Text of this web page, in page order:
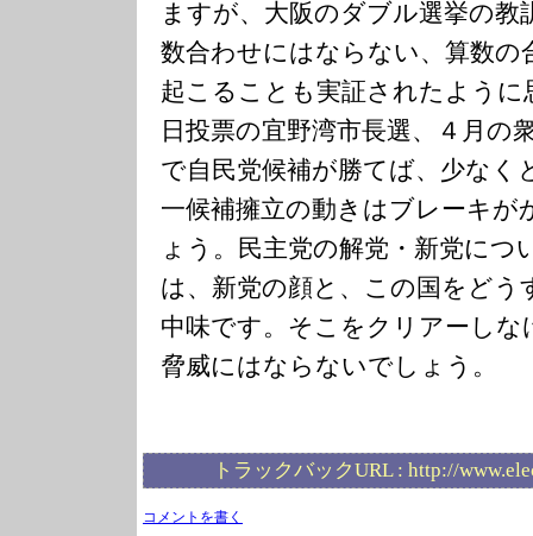
ますが、大阪のダブル選挙の教
数合わせにはならない、算数の
起こることも実証されたよう
日投票の宜野湾市長選、４月の
で自民党候補が勝てば、少なく
一候補擁立の動きはブレーキ
ょう。民主党の解党・新党につ
は、新党の顔と、この国をど
中味です。そこをクリアーし
脅威にはならないでしょう。
トラックバックURL : http://
コメントを書く